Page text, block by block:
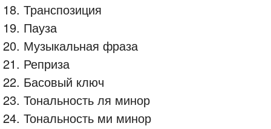
18. Транспозиция
19. Пауза
20. Музыкальная фраза
21. Реприза
22. Басовый ключ
23. Тональность ля минор
24. Тональность ми минор